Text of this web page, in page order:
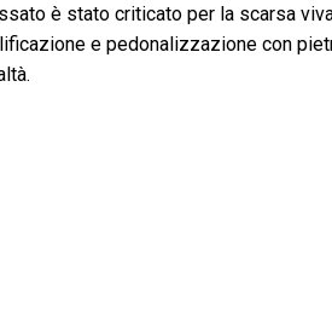
è stato criticato per la scarsa
e pedonalizzazione con